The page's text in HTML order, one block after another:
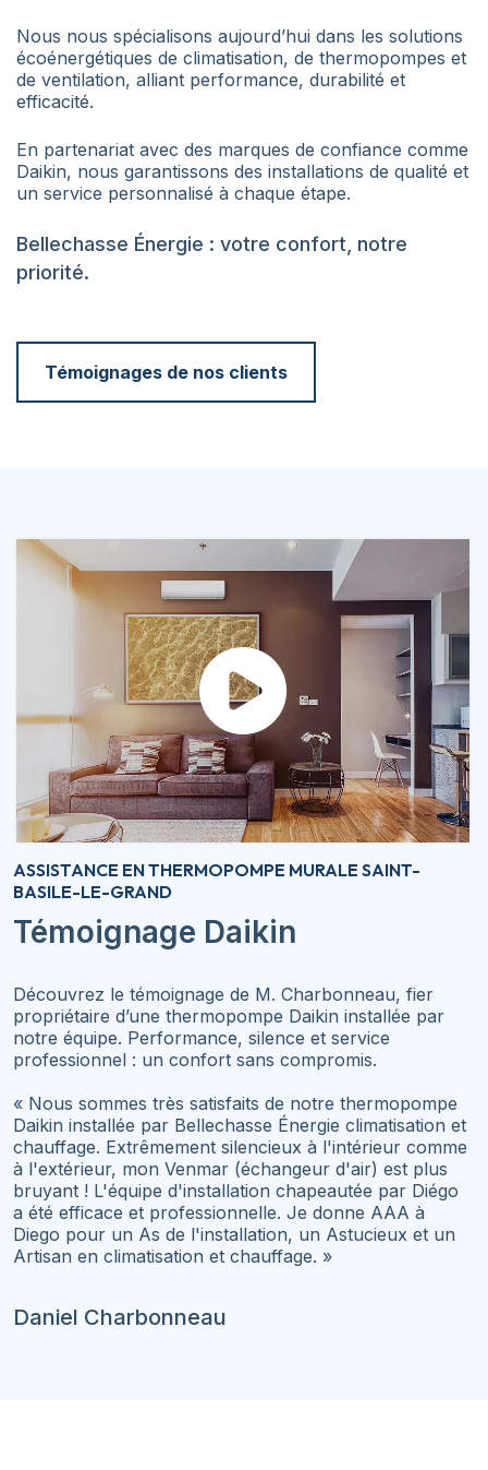
Nous nous spécialisons aujourd’hui dans les solutions
écoénergétiques de climatisation, de thermopompes et
de ventilation, alliant performance, durabilité et
efficacité.
En partenariat avec des marques de confiance comme
Daikin, nous garantissons des installations de qualité et
un service personnalisé à chaque étape.
Bellechasse Énergie : votre confort, notre
priorité.
Témoignages de nos clients
ASSISTANCE EN THERMOPOMPE MURALE SAINT-
BASILE-LE-GRAND
Témoignage Daikin
Découvrez le témoignage de M. Charbonneau, fier
propriétaire d’une thermopompe Daikin installée par
notre équipe. Performance, silence et service
professionnel : un confort sans compromis.
« Nous sommes très satisfaits de notre thermopompe
Daikin installée par Bellechasse Énergie climatisation et
chauffage. Extrêmement silencieux à l'intérieur comme
à l'extérieur, mon Venmar (échangeur d'air) est plus
bruyant ! L'équipe d'installation chapeautée par Diégo
a été efficace et professionnelle. Je donne AAA à
Diego pour un As de l'installation, un Astucieux et un
Artisan en climatisation et chauffage. »
Daniel Charbonneau